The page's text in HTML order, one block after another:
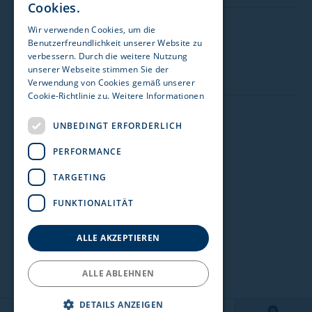
Zulassungsstelle 1170 Wien
Acenta GmbH
Details einblenden
Zulassungsstelle 1230 Wien
Stellantis & You Österreich GmbH
Details einblenden
Zulassungsstelle Amstetten
Hohensteiner Versicherungsmakler GmbH
Details einblenden
Besuchen Sie uns auf:
Impressum
Meldekanal Hinweisgeber
Barrierefreiheit
Cookies.
Wir verwenden Cookies, um die
Benutzerfreundlichkeit unserer Website zu
verbessern. Durch die weitere Nutzung
unserer Webseite stimmen Sie der
Verwendung von Cookies gemäß unserer
Cookie-Richtlinie zu. Weitere Informationen
UNBEDINGT ERFORDERLICH
PERFORMANCE
TARGETING
FUNKTIONALITÄT
ALLE AKZEPTIEREN
ALLE ABLEHNEN
DETAILS ANZEIGEN